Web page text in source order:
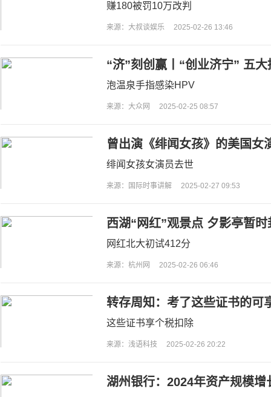
赚180被罚10万改判
来源：大叔谈娱乐 2025-02-26 13:46
“济”刻创赢丨“创业济宁” 五
泡温泉手指感染HPV
来源：大众网 2025-02-25 08:57
曾出演《绯闻女孩》的美国女
绯闻女孩女演员去世
来源：国际时事讲解 2025-02-27 09:53
西湖“网红”观景点 夕影亭暂时
网红北大初试412分
来源：杭州网 2025-02-26 06:46
转存周知：考了这些证书的可
这些证书享个税扣除
来源：浅语科技 2025-02-26 20:22
湖州银行：2024年资产规模